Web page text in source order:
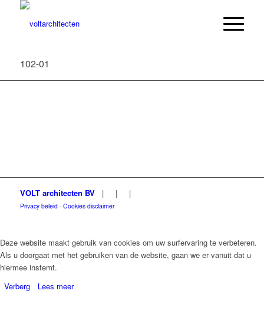
102-01
VOLT architecten BV| | |
Privacy beleid- Cookies disclaimer
Deze website maakt gebruik van cookies om uw surfervaring te verbeteren.
Als u doorgaat met het gebruiken van de website, gaan we er vanuit dat u
hiermee instemt.
Verberg
Lees meer